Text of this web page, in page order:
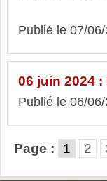
Publié le 07/
06 juin 2024
Publié le 06/
Page : 1 2